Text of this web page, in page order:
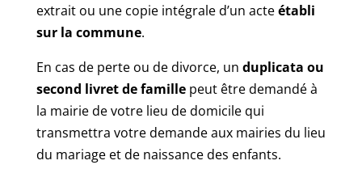
extrait ou une copie intégrale d’un acteétabli
sur la commune.
En cas de perte ou de divorce, un duplicata ou
second livret de famillepeut être demandé à
la mairie de votre lieu de domicile qui
transmettra votre demande aux mairies du lieu
du mariage et de naissance des enfants.